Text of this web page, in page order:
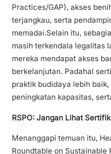
Practices/GAP), akses
terjangkau, serta
memadai.Selain itu,
masih terkendala legalitas
mereka mendapat akses
berkelanjutan. Padahal
praktik budidaya lebih
peningkatan kapasitas,
RSPO: Jangan Lihat
Menanggapi temuan itu,
Roundtable on Sustainable